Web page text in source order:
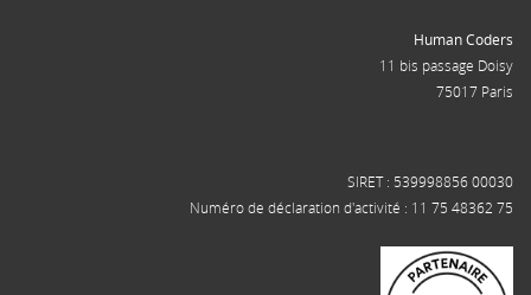
Human Coders
11 bis passage Doisy
75017 Paris
SIRET : 539998856 00030
Numéro de déclaration d'activité : 11 75 48362 75